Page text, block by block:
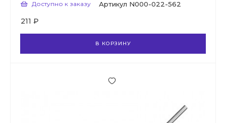
Доступно к заказу Артикул N000-022-562
211 ₽
В КОРЗИНУ